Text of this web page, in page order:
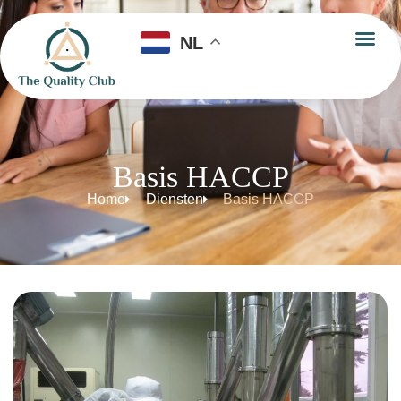
NL
Basis HACCP
Home Diensten Basis HACCP